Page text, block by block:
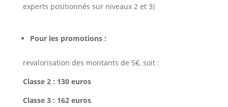
experts positionnés sur niveaux 2 et 3)
Pour les promotions :
revalorisation des montants de 5€, soit :
Classe 2 : 130 euros
Classe 3 : 162 euros